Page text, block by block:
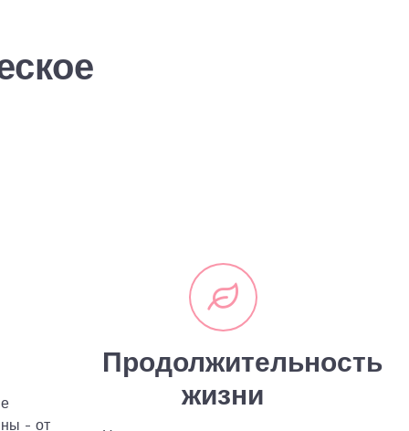
- от
Продолжительность
жизни